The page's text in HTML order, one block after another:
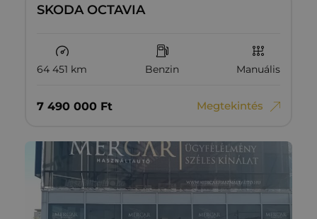
SKODA OCTAVIA
64 451 km Benzin Manuális
7‏‏‎ ‎490‏‏‎ ‎000 Ft Megtekintés